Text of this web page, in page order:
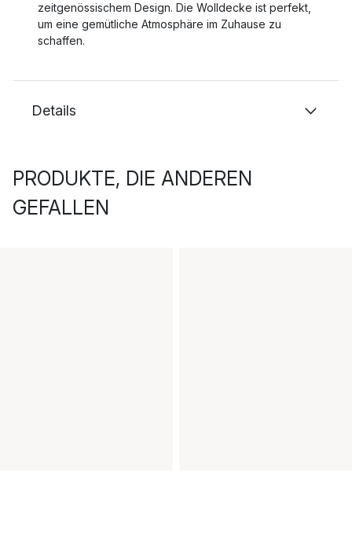
zeitgenössischem Design. Die Wolldecke ist perfekt,
um eine gemütliche Atmosphäre im Zuhause zu
schaffen.
Details
PRODUKTE, DIE ANDEREN
GEFALLEN